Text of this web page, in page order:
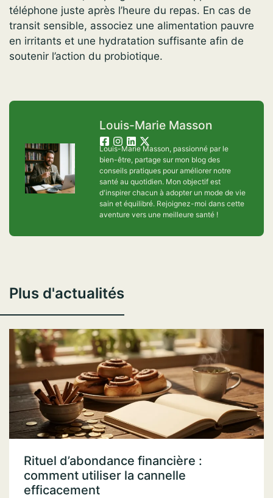
téléphone juste après l’heure du repas. En cas de
transit sensible, associez une alimentation pauvre
en irritants et une hydratation suffisante afin de
soutenir l’action du probiotique.
Louis-Marie Masson
Louis-Marie Masson, passionné par le
bien-être, partage sur mon blog des
conseils pratiques pour améliorer notre
santé au quotidien. Mon objectif est
d'inspirer chacun à adopter un mode de vie
sain et équilibré. Rejoignez-moi dans cette
aventure vers une meilleure santé !
Plus d'actualités
Rituel d’abondance financière :
comment utiliser la cannelle
efficacement